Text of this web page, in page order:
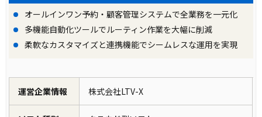
オールインワン予約・顧客管理システムで全業務を一元化
多機能自動化ツールでルーティン作業を大幅に削減
柔軟なカスタマイズと連携機能でシームレスな運用を実現
運営企業情報 株式会社LTV-X